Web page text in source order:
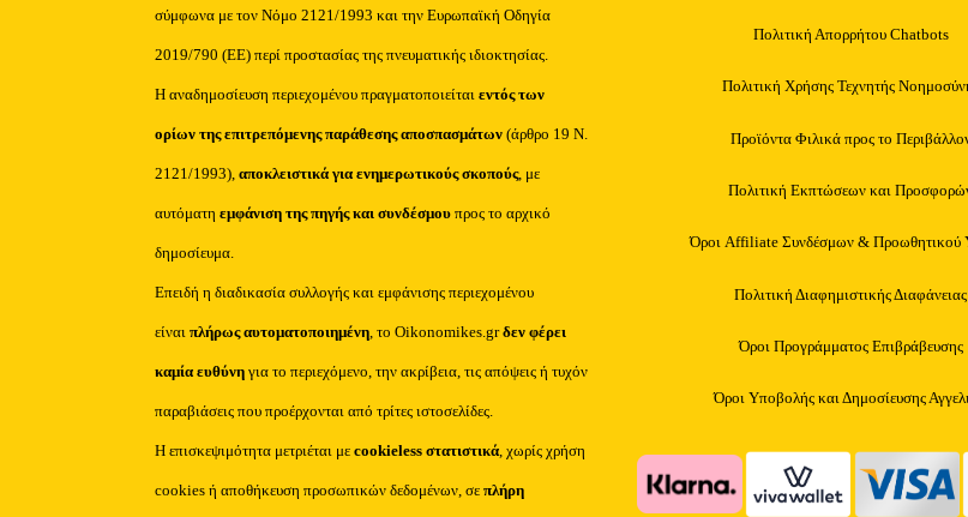
σύμφωνα με τον Νόμο 2121/1993 και την Ευρωπαϊκή Οδηγία
2019/790 (ΕΕ) περί προστασίας της πνευματικής ιδιοκτησίας.
Η αναδημοσίευση περιεχομένου πραγματοποιείταιεντός των
ορίων της επιτρεπόμενης παράθεσης αποσπασμάτων (άρθρο 19 Ν.
2121/1993), αποκλειστικά για ενημερωτικούς σκοπούς, με
αυτόματηεμφάνιση της πηγής και συνδέσμου προς το αρχικό
δημοσίευμα.
Επειδή η διαδικασία συλλογής και εμφάνισης περιεχομένου
είναιπλήρως αυτοματοποιημένη, το Oikonomikes.grδεν φέρει
καμία ευθύνη για το περιεχόμενο, την ακρίβεια, τις απόψεις ή τυχόν
παραβιάσεις που προέρχονται από τρίτες ιστοσελίδες.
Η επισκεψιμότητα μετριέται μεcookieless στατιστικά, χωρίς χρήση
cookies ή αποθήκευση προσωπικών δεδομένων, σεπλήρη
Πολιτική Απορρήτου Chatbots
Πολιτική Χρήσης Τεχνητής
Προϊόντα Φιλικά προς το
Πολιτική Εκπτώσεων και
Όροι Affiliate Συνδέσμων & Προωθητικού
Πολιτική Διαφημιστικής Διαφάνειας
Όροι Προγράμματος Επιβράβευσης
Όροι Υποβολής και Δημοσίευσης